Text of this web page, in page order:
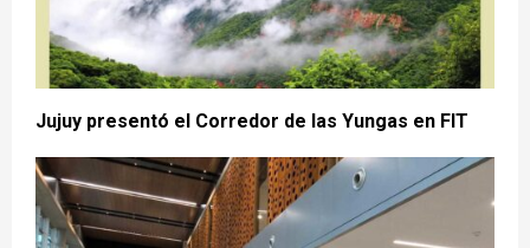
Jujuy presentó el Corredor de las Yungas en FIT